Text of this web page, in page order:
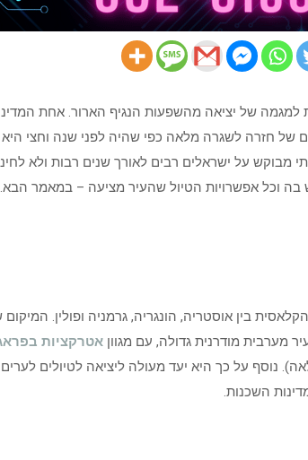
למגמה של יציאה מהשפעות הנגיף הארור. אחת
חזרה לשגרה מלאה כפי שהיה לפני שנה וחצי היא
מבוקש על ישראלים רבים לאורך שנים רבות ולא
וכל אפשרויות הטיול שהעיר מציעה – במאמר הבא.
בין אוסטריה, הונגריה, גרמניה ופולין.
מערבית מודרנית גדולה, עם מגוון אטרקציות
נוסף על כך היא יעד מעולה ליציאה לטיולים
השכנות.